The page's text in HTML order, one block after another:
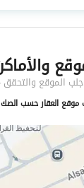
العقار
اضافية
العقار
الموقع والتحقق
العقار حسب